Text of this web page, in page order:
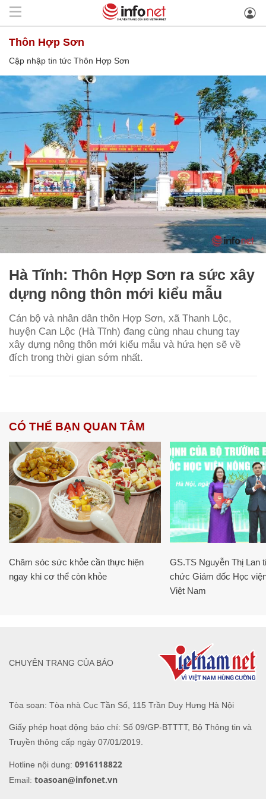
Thôn Hợp Sơn
Cập nhập tin tức Thôn Hợp Sơn
Hà Tĩnh: Thôn Hợp Sơn ra sức xây
dựng nông thôn mới kiểu mẫu
Cán bộ và nhân dân thôn Hợp Sơn, xã Thanh Lộc,
huyện Can Lộc (Hà Tĩnh) đang cùng nhau chung tay
xây dựng nông thôn mới kiểu mẫu và hứa hẹn sẽ về
đích trong thời gian sớm nhất.
CÓ THỂ BẠN QUAN TÂM
Chăm sóc sức khỏe cần thực hiện
ngay khi cơ thể còn khỏe
GS.TS Nguyễn Thị Lan
chức Giám đốc Học
Việt Nam
Tòa soạn: Tòa nhà Cục Tần Số, 115 Trần Duy Hưng Hà Nội
Giấy phép hoạt động báo chí: Số 09/GP-BTTTT, Bộ Thông tin và
Truyền thông cấp ngày 07/01/2019.
Hotline nội dung: 0916118822
Email: toasoan@infonet.vn
CHUYÊN TRANG CỦA BÁO